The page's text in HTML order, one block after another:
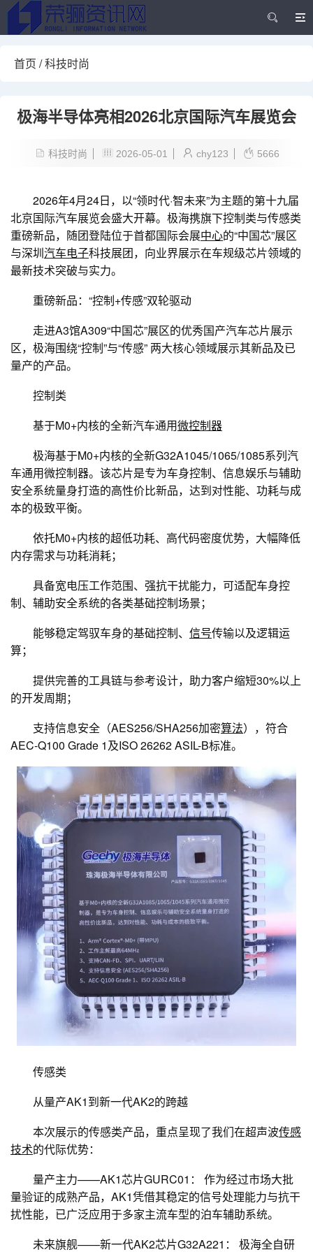
首页 /科技时尚
极海半导体亮相2026北京国际汽车展览会
科技时尚 2026-05-01 chy123 5666
2026年4月24日，以“领时代·智未来”为主题的第十九届
北京国际汽车展览会盛大开幕。极海携旗下控制类与传感类
重磅新品，随团登陆位于首都国际会展中心的“中国芯”展区
与深圳汽车电子科技展团，向业界展示在车规级芯片领域的
最新技术突破与实力。
重磅新品：“控制+传感”双轮驱动
走进A3馆A309“中国芯”展区的优秀国产汽车芯片展示
区，极海围绕“控制”与“传感” 两大核心领域展示其新品及已
量产的产品。
控制类
基于M0+内核的全新汽车通用微控制器
极海基于M0+内核的全新G32A1045/1065/1085系列汽
车通用微控制器。该芯片是专为车身控制、信息娱乐与辅助
安全系统量身打造的高性价比新品，达到对性能、功耗与成
本的极致平衡。
依托M0+内核的超低功耗、高代码密度优势，大幅降低
内存需求与功耗消耗；
具备宽电压工作范围、强抗干扰能力，可适配车身控
制、辅助安全系统的各类基础控制场景；
能够稳定驾驭车身的基础控制、 信号传输以及逻辑运
算；
提供完善的工具链与参考设计，助力客户缩短30%以上
的开发周期；
支持信息安全（AES256/SHA256加密算法），符合
AEC-Q100 Grade 1及ISO 26262 ASIL-B标准。
传感类
从量产AK1到新一代AK2的跨越
本次展示的传感类产品，重点呈现了我们在超声波传感
技术的代际优势：
量产主力——AK1芯片GURC01： 作为经过市场大批
量验证的成熟产品，AK1凭借其稳定的信号处理能力与抗干
扰性能，已广泛应用于多家主流车型的泊车辅助系统。
未来旗舰——新一代AK2芯片G32A221： 极海全自研